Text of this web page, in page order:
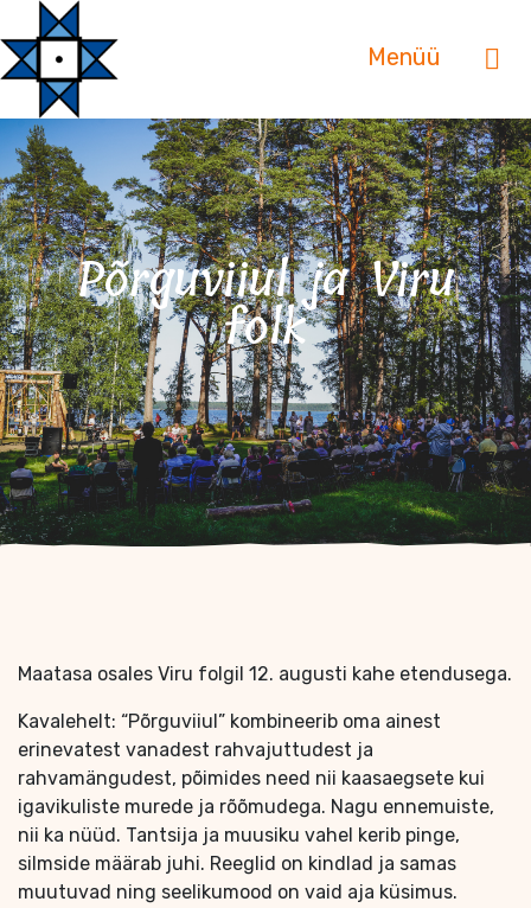
Menüü
Põrguviiul ja Viru
folk
Maatasa osales Viru folgil 12. augusti kahe etendusega.
Kavalehelt: “Põrguviiul” kombineerib oma ainest
erinevatest vanadest rahvajuttudest ja
rahvamängudest, põimides need nii kaasaegsete kui
igavikuliste murede ja rõõmudega. Nagu ennemuiste,
nii ka nüüd. Tantsija ja muusiku vahel kerib pinge,
silmside määrab juhi. Reeglid on kindlad ja samas
muutuvad ning seelikumood on vaid aja küsimus.